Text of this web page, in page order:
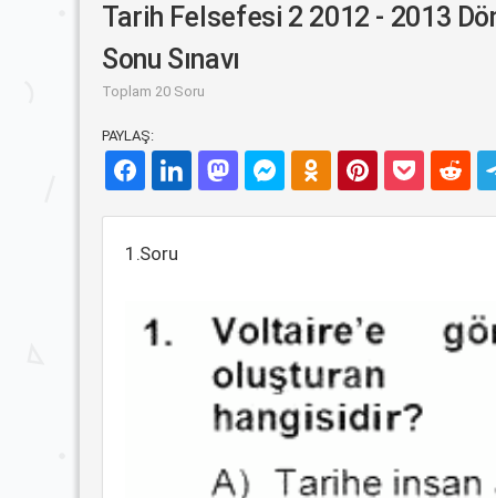
Tarih Felsefesi 2 2012 - 2013
Sonu Sınavı
Toplam 20 Soru
PAYLAŞ:
1.Soru